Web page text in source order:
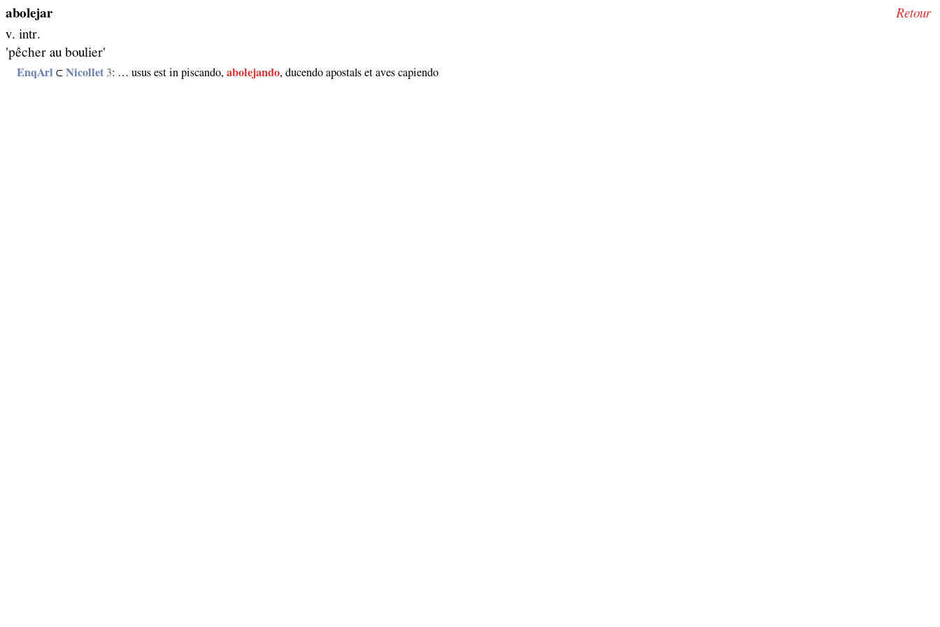
abolejar
Retour
v. intr.
'pêcher au boulier'
EnqArl ⊂Nicollet 3: … usus est in piscando,abolejando, ducendo apostals et aves capiendo